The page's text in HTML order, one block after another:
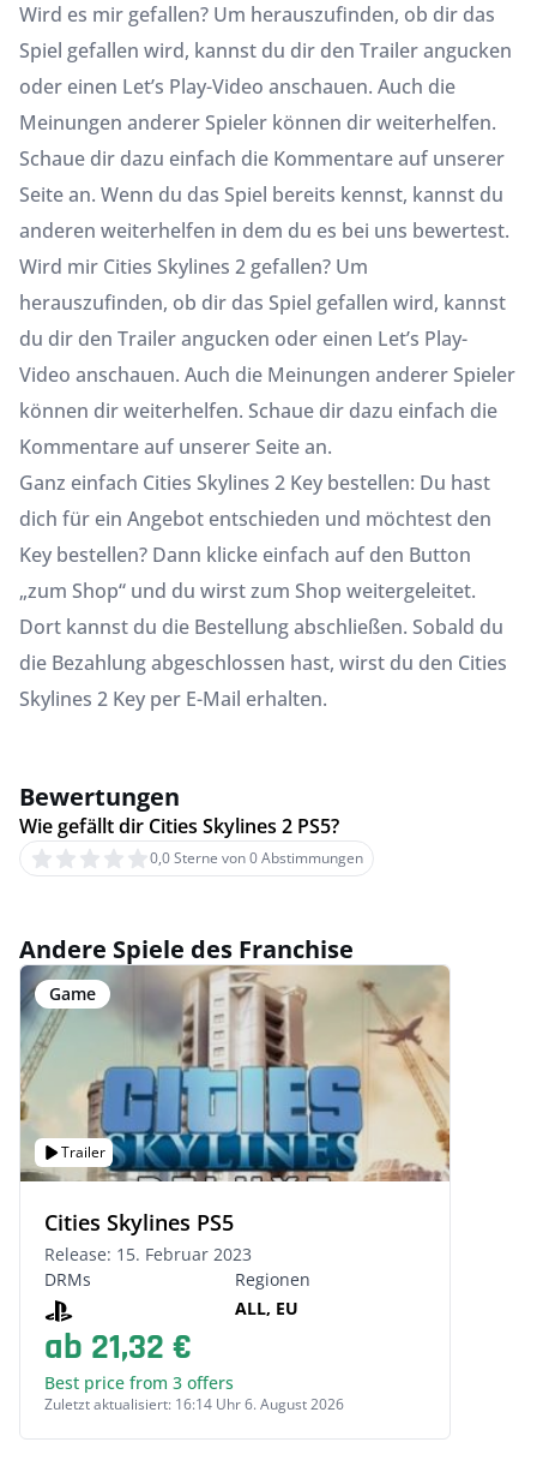
Wird es mir gefallen? Um herauszufinden, ob dir das
Spiel gefallen wird, kannst du dir den Trailer angucken
oder einen Let’s Play-Video anschauen. Auch die
Meinungen anderer Spieler können dir weiterhelfen.
Schaue dir dazu einfach die Kommentare auf unserer
Seite an. Wenn du das Spiel bereits kennst, kannst du
anderen weiterhelfen in dem du es bei uns bewertest.
Wird mir Cities Skylines 2 gefallen? Um
herauszufinden, ob dir das Spiel gefallen wird, kannst
du dir den Trailer angucken oder einen Let’s Play-
Video anschauen. Auch die Meinungen anderer Spieler
können dir weiterhelfen. Schaue dir dazu einfach die
Kommentare auf unserer Seite an.
Ganz einfach Cities Skylines 2 Key bestellen: Du hast
dich für ein Angebot entschieden und möchtest den
Key bestellen? Dann klicke einfach auf den Button
„zum Shop“ und du wirst zum Shop weitergeleitet.
Dort kannst du die Bestellung abschließen. Sobald du
die Bezahlung abgeschlossen hast, wirst du den Cities
Skylines 2 Key per E-Mail erhalten.
Bewertungen
Wie gefällt dir Cities Skylines 2 PS5?
0,0 Sterne von 0 Abstimmungen
Andere Spiele des Franchise
Game
Trailer
Cities Skylines PS5
Release: 15. Februar 2023
DRMs
Regionen
ALL, EU
ab 21,32 €
Best price from 3 offers
Zuletzt aktualisiert: 16:14 Uhr 6. August 2026